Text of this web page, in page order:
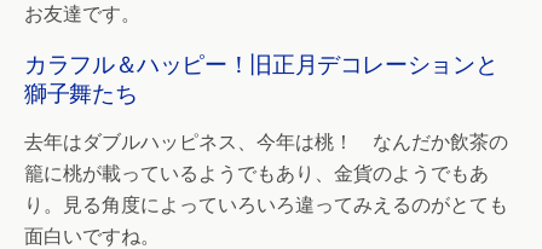
お友達です。
カラフル＆ハッピー！旧正月デコレーションと
獅子舞たち
去年はダブルハッピネス、今年は桃！ なんだか飲茶の
籠に桃が載っているようでもあり、金貨のようでもあ
り。見る角度によっていろいろ違ってみえるのがとても
面白いですね。